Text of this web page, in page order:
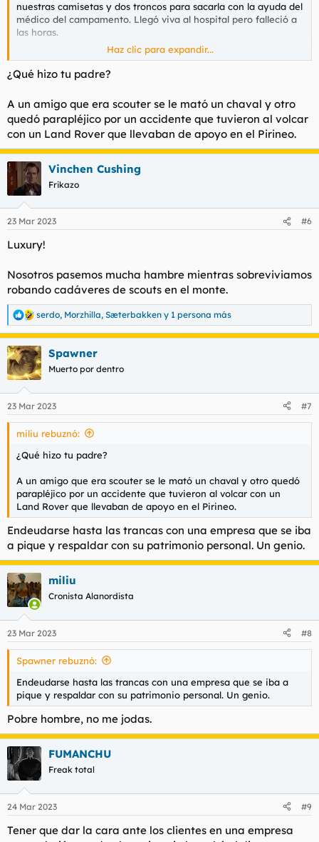
nuestras camisetas y dos troncos para sacarla con la ayuda del
médico del campamento. Llegó viva al hospital pero falleció a
las horas.
Eso o lo de llevar a mi padre a ingresar en prisión.
Haz clic para expandir...
¿Qué hizo tu padre?
A un amigo que era scouter se le mató un chaval y otro
quedó parapléjico por un accidente que tuvieron al volcar
con un Land Rover que llevaban de apoyo en el Pirineo.
Vinchen Cushing
Frikazo
23 Mar 2023 #6
Luxury!
Nosotros pasemos mucha hambre mientras sobreviviamos
robando cadáveres de scouts en el monte.
R
e
a
c
c
i
e
s
serdo, Morzhilla, Sæterbakken y 1 persona más
Spawner
Muerto por dentro
23 Mar 2023 #7
miliu rebuznó:
¿Qué hizo tu padre?
A un amigo que era scouter se le mató un chaval y otro quedó
parapléjico por un accidente que tuvieron al volcar con un
Land Rover que llevaban de apoyo en el Pirineo.
Endeudarse hasta las trancas con una empresa que se iba
a pique y respaldar con su patrimonio personal. Un genio.
miliu
Cronista Alanordista
23 Mar 2023 #8
Spawner rebuznó:
Endeudarse hasta las trancas con una empresa que se iba a
pique y respaldar con su patrimonio personal. Un genio.
Pobre hombre, no me jodas.
FUMANCHU
Freak total
24 Mar 2023 #9
Tener que dar la cara ante los clientes en una empresa